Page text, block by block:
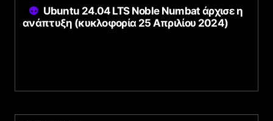
Ubuntu 24.04 LTS Noble Numbat άρχισε η
ανάπτυξη (κυκλοφορία 25 Απριλίου 2024)